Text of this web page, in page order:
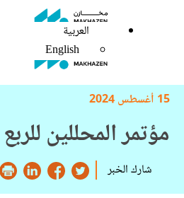
العربية
English
العربية
English
15 أغسطس 2024
مؤتمر المحللين للربع
شارك الخبر